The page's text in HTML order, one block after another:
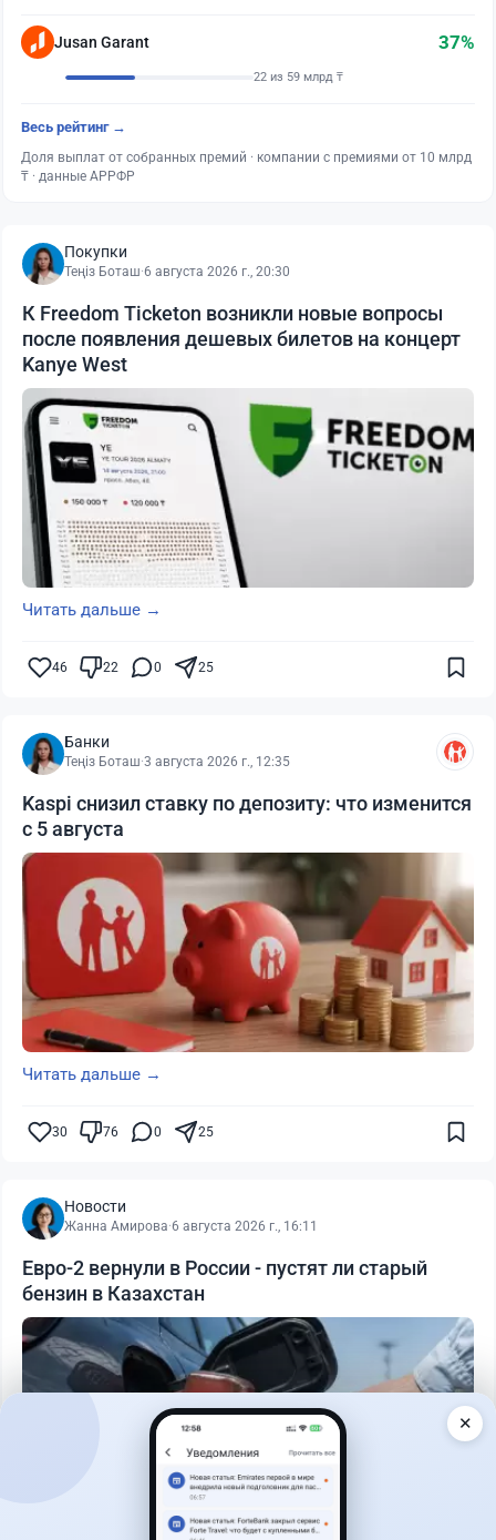
Jusan Garant 37%
22 из 59 млрд ₸
Весь рейтинг →
Доля выплат от собранных премий · компании с премиями от 10 млрд
₸ · данные АРРФР
Покупки
Теңіз Боташ·6 августа 2026 г., 20:30
К Freedom Ticketon возникли новые вопросы
после появления дешевых билетов на концерт
Kanye West
Читать дальше →
46 22 0 25
Банки
Теңіз Боташ·3 августа 2026 г., 12:35
Kaspi снизил ставку по депозиту: что изменится
с 5 августа
Читать дальше →
30 76 0 25
Новости
Жанна Амирова·6 августа 2026 г., 16:11
Евро-2 вернули в России - пустят ли старый
бензин в Казахстан
✕